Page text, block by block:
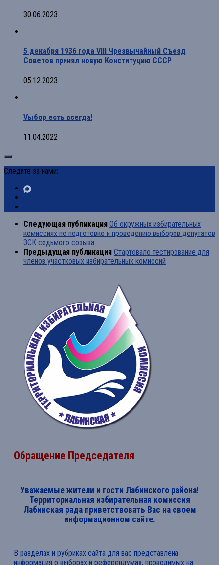
30.06.2023
5 декабря 1936 года VIII Чрезвычайный Съезд
Советов принял новую Конституцию СССР
05.12.2023
Vыбор есть всегда!
11.04.2022
Следите за нами:
Следующая публикация Об окружных избирательных
комиссиях по подготовке и проведению выборов депутатов
ЗСК седьмого созыва
Предыдущая публикация Стартовало тестирование для
членов участковых избирательных комиссий
Обращение Председателя
Уважаемые жители и гости Лабинского района!
Территориальная избирательная комиссия
Лабинская рада приветствовать Вас на своем
информационном сайте.
В разделах и рубриках сайта для вас представлена
информация о выборах и референдумах, проводимых на